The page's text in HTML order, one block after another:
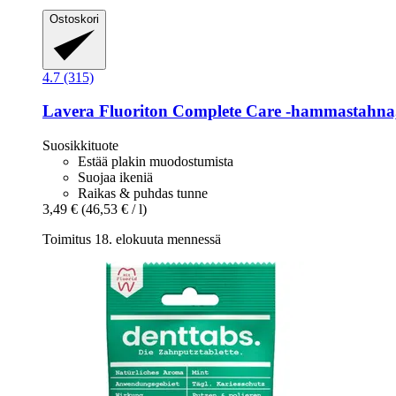
Ostoskori
4.7 (315)
Lavera Fluoriton Complete Care -​
Suosikkituote
Estää plakin muodostumista
Suojaa ikeniä
Raikas & puhdas tunne
3,49 € (46,53 € / l)
Toimitus 18. elokuuta mennessä